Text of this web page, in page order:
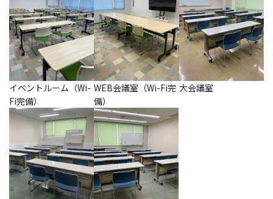
イベントルーム（Wi-
Fi完備）
WEB会議室（Wi-Fi完
備）
大会議室